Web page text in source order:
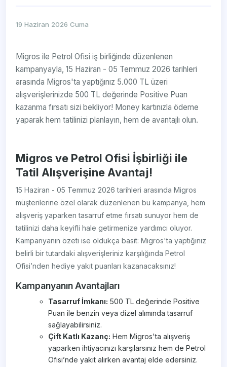
19 Haziran 2026 Cuma
Migros ile Petrol Ofisi iş birliğinde düzenlenen
kampanyayla, 15 Haziran - 05 Temmuz 2026 tarihleri
arasında Migros'ta yaptığınız 5.000 TL üzeri
alışverişlerinizde 500 TL değerinde Positive Puan
kazanma fırsatı sizi bekliyor! Money kartınızla ödeme
yaparak hem tatilinizi planlayın, hem de avantajlı olun.
Migros ve Petrol Ofisi İşbirliği ile
Tatil Alışverişine Avantaj!
15 Haziran - 05 Temmuz 2026 tarihleri arasında Migros
müşterilerine özel olarak düzenlenen bu kampanya, hem
alışveriş yaparken tasarruf etme fırsatı sunuyor hem de
tatilinizi daha keyifli hale getirmenize yardımcı oluyor.
Kampanyanın özeti ise oldukça basit: Migros'ta yaptığınız
belirli bir tutardaki alışverişleriniz karşılığında Petrol
Ofisi’nden hediye yakıt puanları kazanacaksınız!
Kampanyanın Avantajları
Tasarruf İmkanı: 500 TL değerinde Positive
Puan ile benzin veya dizel alımında tasarruf
sağlayabilirsiniz.
Çift Katlı Kazanç: Hem Migros'ta alışveriş
yaparken ihtiyacınızı karşılarsınız hem de Petrol
Ofisi’nde yakıt alırken avantaj elde edersiniz.